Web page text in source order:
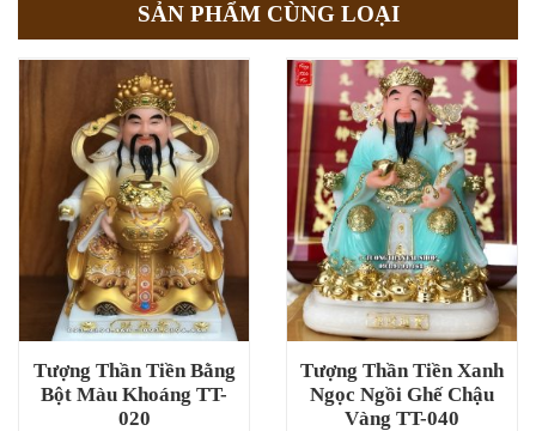
SẢN PHẨM CÙNG LOẠI
Tượng Thần Tiền Bằng
Bột Màu Khoáng TT-
020
Tượng Thần Tiền Xanh
Ngọc Ngồi Ghế Chậu
Vàng TT-040